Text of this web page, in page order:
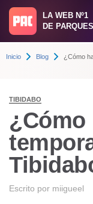
LA WEB Nº1
DE PARQUES
Inicio Blog ¿Cómo
TIBIDABO
¿Cómo
Escrito por miigueel